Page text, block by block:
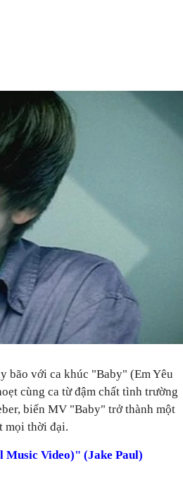
bão với ca khúc "Baby" (Em Yêu
cùng ca từ đậm chất tình trường
biến MV "Baby" trở thành một
mọi thời đại.
Music Video)" (Jake Paul)